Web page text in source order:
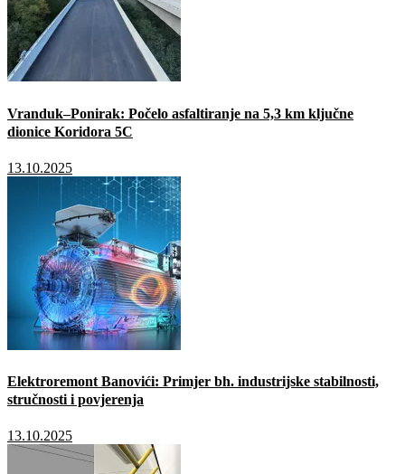
Vranduk–Ponirak: Počelo asfaltiranje na 5,3 km ključne
dionice Koridora 5C
13.10.2025
Elektroremont Banovići: Primjer bh. industrijske stabilnosti,
stručnosti i povjerenja
13.10.2025